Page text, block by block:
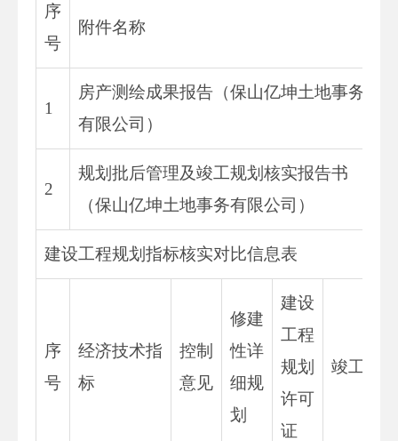
序
号
附件名称
1
房产测绘成果报告（保山亿坤土地事务
有限公司）
2
规划批后管理及竣工规划核实报告书
（保山亿坤土地事务有限公司）
建设工程规划指标核实对比信息表
序
号
经济技术指
标
控制
意见
修建
性详
细规
划
建设
工程
规划
许可
证
竣工测量